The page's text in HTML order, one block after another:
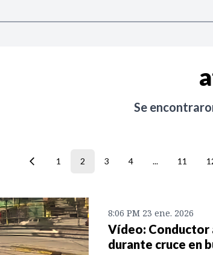
Se
1 2 3 4 ... 11
8:06 PM 23 ene. 2026
Vídeo:
durante cruce en